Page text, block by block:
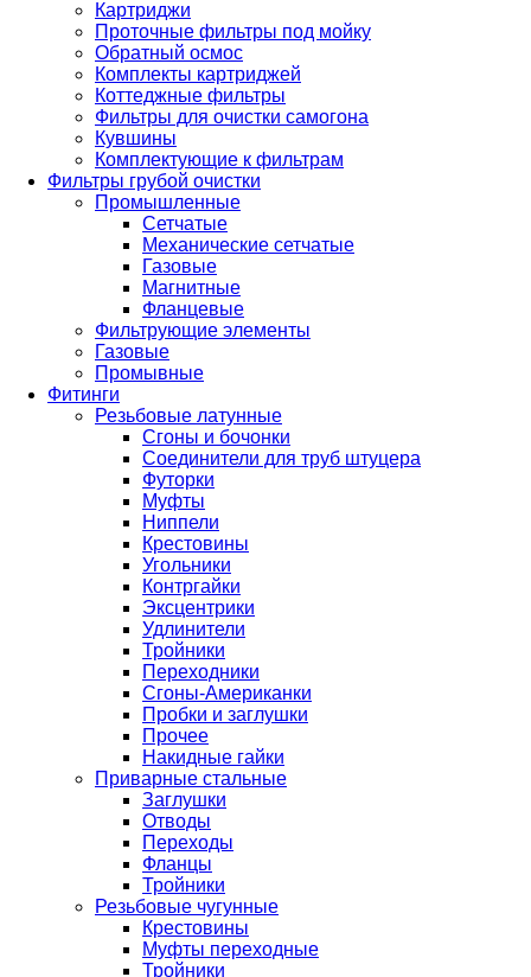
Картриджи
Проточные фильтры под мойку
Обратный осмос
Комплекты картриджей
Коттеджные фильтры
Фильтры для очистки самогона
Кувшины
Комплектующие к фильтрам
Фильтры грубой очистки
Промышленные
Сетчатые
Механические сетчатые
Газовые
Магнитные
Фланцевые
Фильтрующие элементы
Газовые
Промывные
Фитинги
Резьбовые латунные
Сгоны и бочонки
Соединители для труб штуцера
Футорки
Муфты
Ниппели
Крестовины
Угольники
Контргайки
Эксцентрики
Удлинители
Тройники
Переходники
Сгоны-Американки
Пробки и заглушки
Прочее
Накидные гайки
Приварные стальные
Заглушки
Отводы
Переходы
Фланцы
Тройники
Резьбовые чугунные
Крестовины
Муфты переходные
Тройники